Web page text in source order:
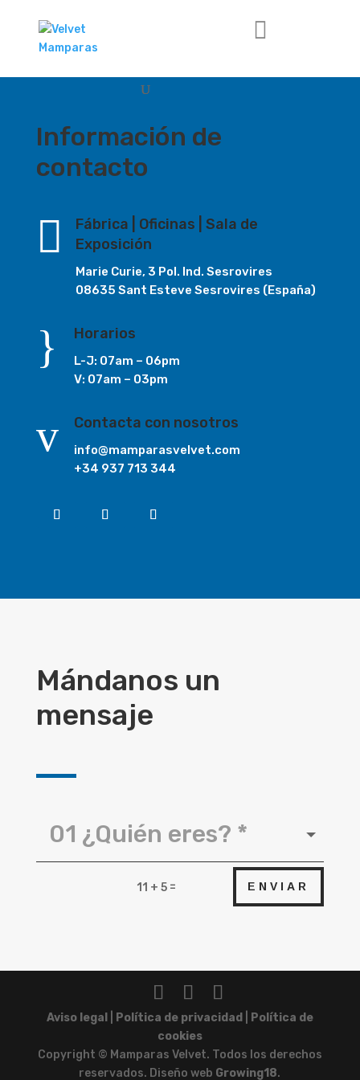
Información de
contacto

Fábrica | Oficinas | Sala de
Exposición
Marie Curie, 3 Pol. Ind. Sesrovires
08635 Sant Esteve Sesrovires (España)
} Horarios
L-J: 07am – 06pm
V: 07am – 03pm
v Contacta con nosotros
info@mamparasvelvet.com
+34 937 713 344
Mándanos un
mensaje
11 + 5 = ENVIAR
Aviso legal Política de privacidad
Política de
cookies
Copyright © Mamparas Velvet. Todos los derechos
reservados. Diseño web Growing18.